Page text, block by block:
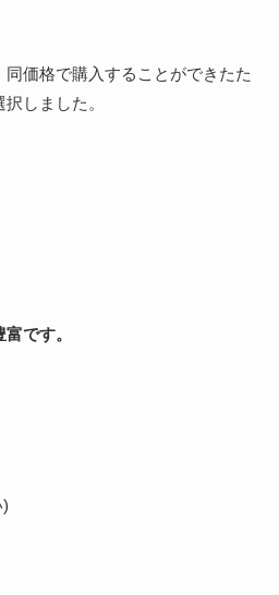
価格で購入することができたた
しました。
です。